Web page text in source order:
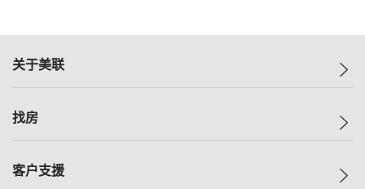
关于美联
美联集团
人才招募
找房
一手新房
客户支援